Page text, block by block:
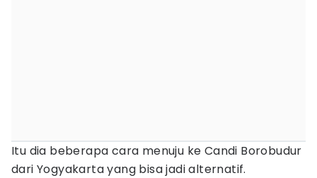
Itu dia beberapa cara menuju ke Candi Borobudur
dari Yogyakarta yang bisa jadi alternatif.